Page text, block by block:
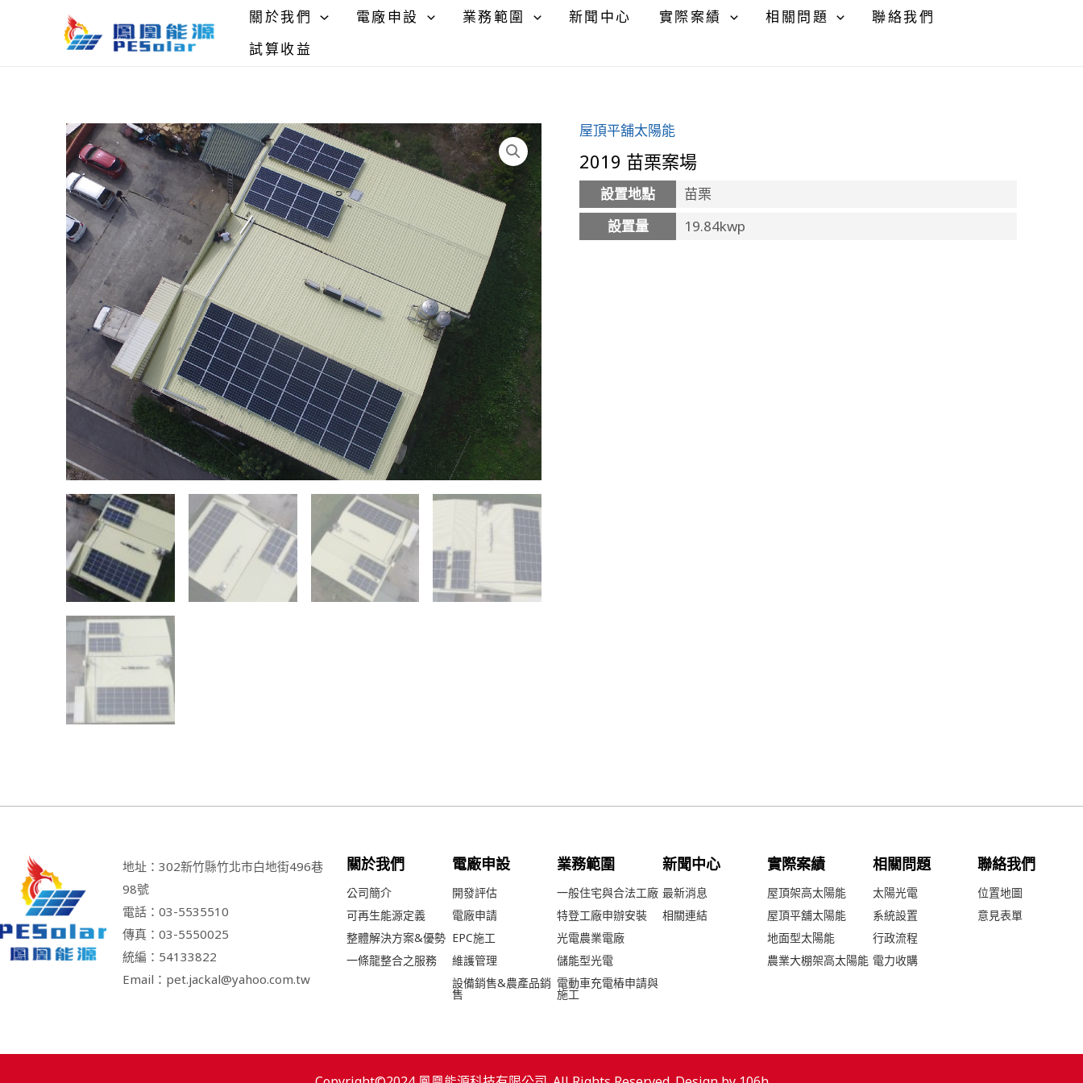
關於我們 電廠申設 業務範圍 新聞中心 實際案績 相關問題
聯絡我們
試算收益
屋頂平舖太陽能
2019 苗栗案場
設置地點
苗栗
設置量
19.84kwp
地址：302新竹縣竹北市白地街496巷
98號
電話：03-5535510
傳真：03-5550025
統編：54133822
Email：pet.jackal@yahoo.com.tw
關於我們
公司簡介
可再生能源定義
整體解決方案&優勢
一條龍整合之服務
電廠申設
開發評估
電廠申請
EPC施工
維護管理
設備銷售&農產品銷
售
業務範圍
一般住宅與合法工廠
特登工廠申辦安裝
光電農業電廠
儲能型光電
電動車充電樁申請與
施工
新聞中心
最新消息
相關連結
實際案績
屋頂架高太陽能
屋頂平舖太陽能
地面型太陽能
農業大棚架高太陽能
相關問題
太陽光電
系統設置
行政流程
電力收購
聯絡我們
位置地圖
意見表單